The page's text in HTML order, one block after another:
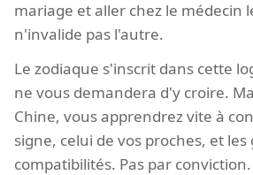
mariage et aller chez le médecin
n'invalide pas l'autre.
Le zodiaque s'inscrit dans cette
ne vous demandera d'y croire.
Chine, vous apprendrez vite à
signe, celui de vos proches, et les
compatibilités. Pas par